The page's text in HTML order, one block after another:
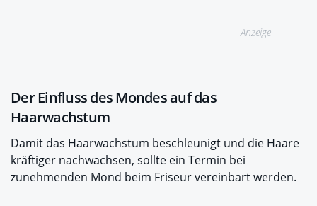
Anzeige
Der Einfluss des Mondes auf das
Haarwachstum
Damit das Haarwachstum beschleunigt und die Haare
kräftiger nachwachsen, sollte ein Termin bei
zunehmenden Mond beim Friseur vereinbart werden.